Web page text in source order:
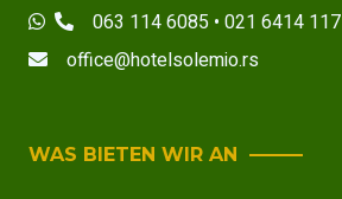
063 114 6085 • 021 6414 117
office@hotelsolemio.rs
WAS BIETEN WIR AN